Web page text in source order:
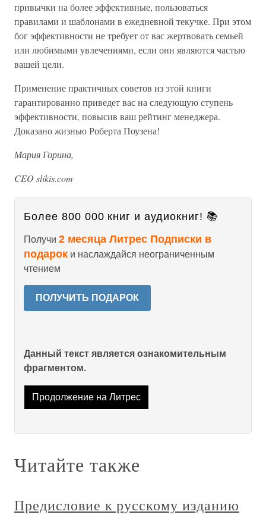
привычки на более эффективные, пользоваться
правилами и шаблонами в ежедневной текучке. При этом
бог эффективности не требует от вас жертвовать семьей
или любимыми увлечениями, если они являются частью
вашей цели.
Применение практичных советов из этой книги
гарантированно приведет вас на следующую ступень
эффективности, повысив ваш рейтинг менеджера.
Доказано жизнью Роберта Поузена!
Мария Горина,
CEO slikis.com
Более 800 000 книг и аудиокниг! 📚
Получи 2 месяца Литрес Подписки в
подарок и наслаждайся неограниченным
чтением
ПОЛУЧИТЬ ПОДАРОК
Данный текст является ознакомительным
фрагментом.
Продолжение на Литрес
Читайте также
Предисловие к русскому изданию